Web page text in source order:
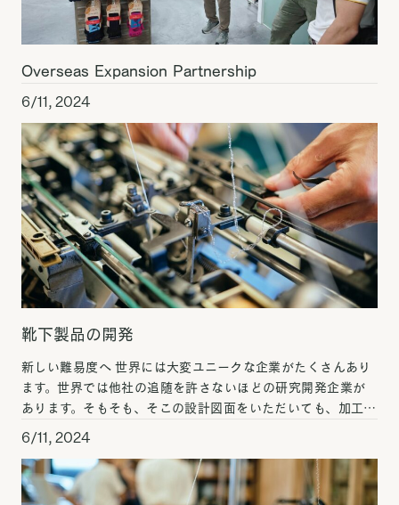
Overseas Expansion Partnership
6/11, 2024
靴下製品の開発
新しい難易度へ 世界には大変ユニークな企業がたくさんあり
ます。世界では他社の追随を許さないほどの研究開発企業が
あります。そもそも、そこの設計図面をいただいても、加工す
6/11, 2024